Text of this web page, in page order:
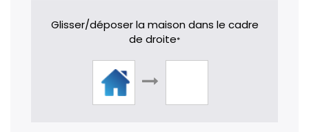
Glisser/déposer la maison dans le cadre
de droite*